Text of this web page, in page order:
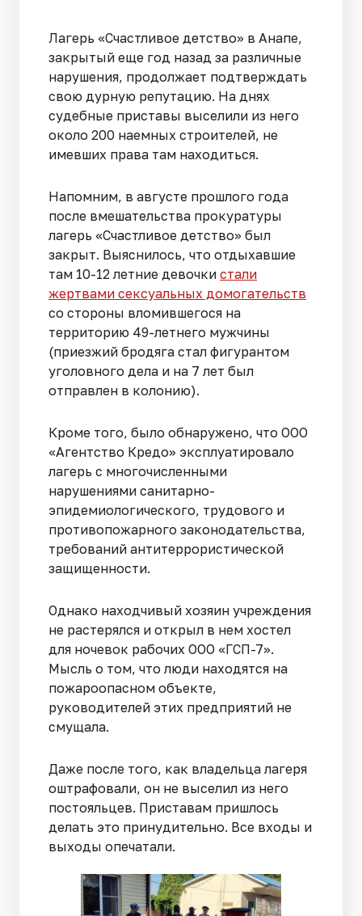
Лагерь «Счастливое детство» в Анапе,
закрытый еще год назад за различные
нарушения, продолжает подтверждать
свою дурную репутацию. На днях
судебные приставы выселили из него
около 200 наемных строителей, не
имевших права там находиться.
Напомним, в августе прошлого года
после вмешательства прокуратуры
лагерь «Счастливое детство» был
закрыт. Выяснилось, что отдыхавшие
там 10-12 летние девочки стали
жертвами сексуальных домогательств
со стороны вломившегося на
территорию 49-летнего мужчины
(приезжий бродяга стал фигурантом
уголовного дела и на 7 лет был
отправлен в колонию).
Кроме того, было обнаружено, что ООО
«Агентство Кредо» эксплуатировало
лагерь с многочисленными
нарушениями санитарно-
эпидемиологического, трудового и
противопожарного законодательства,
требований антитеррористической
защищенности.
Однако находчивый хозяин учреждения
не растерялся и открыл в нем хостел
для ночевок рабочих ООО «ГСП-7».
Мысль о том, что люди находятся на
пожароопасном объекте,
руководителей этих предприятий не
смущала.
Даже после того, как владельца лагеря
оштрафовали, он не выселил из него
постояльцев. Приставам пришлось
делать это принудительно. Все входы и
выходы опечатали.